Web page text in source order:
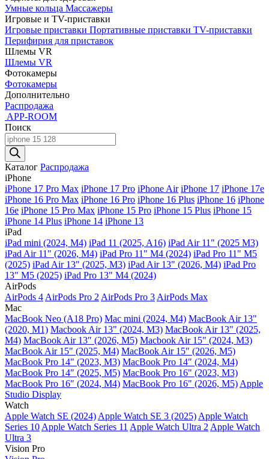
Умные кольца Массажеры
Игровые и TV-приставки
Игровые приставки Портативные приставки TV-приставки
Перифирия для приставок
Шлемы VR
Шлемы VR
Фотокамеры
Фотокамеры
Дополнительно
Распродажа
APP-ROOM
Поиск
Поиск
товаров
Каталог Распродажа
iPhone
iPhone 17 Pro Max iPhone 17 Pro iPhone Air iPhone 17 iPhone 17e
iPhone 16 Pro Max iPhone 16 Pro iPhone 16 Plus iPhone 16 iPhone
16e iPhone 15 Pro Max iPhone 15 Pro iPhone 15 Plus iPhone 15
iPhone 14 Plus iPhone 14 iPhone 13
iPad
iPad mini (2024, M4) iPad 11 (2025, A16) iPad Air 11" (2025 M3)
iPad Air 11" (2026, M4) iPad Pro 11" M4 (2024) iPad Pro 11" M5
(2025) iPad Air 13" (2025, M3) iPad Air 13" (2026, M4) iPad Pro
13" M5 (2025) iPad Pro 13" M4 (2024)
AirPods
AirPods 4 AirPods Pro 2 AirPods Pro 3 AirPods Max
Mac
MacBook Neo (A18 Pro) Mac mini (2024, M4) MacBook Air 13"
(2020, M1) Macbook Air 13" (2024, M3) MacBook Air 13" (2025,
M4) MacBook Air 13″ (2026, M5) Macbook Air 15" (2024, M3)
MacBook Air 15" (2025, M4) MacBook Air 15″ (2026, M5)
MacBook Pro 14" (2023, M3) MacBook Pro 14″ (2024, M4)
MacBook Pro 14″ (2025, M5) MacBook Pro 16" (2023, M3)
MacBook Pro 16″ (2024, M4) MacBook Pro 16" (2026, M5) Apple
Studio Display
Watch
Apple Watch SE (2024) Apple Watch SE 3 (2025) Apple Watch
Series 10 Apple Watch Series 11 Apple Watch Ultra 2 Apple Watch
Ultra 3
Vision Pro